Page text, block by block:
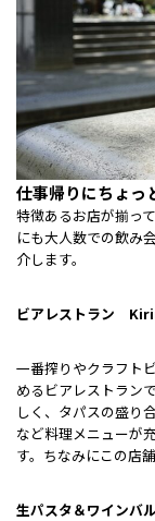
仕事帰りにちょっ
特徴あるお店が揃っ
にも大人数での飲み
介します。
ビアレストラン
一番搾りやクラフト
めるビアレストラン
しく、タパスの盛り
など料理メニューが
す。ちなみにこの店
生パスタ＆ワインバ